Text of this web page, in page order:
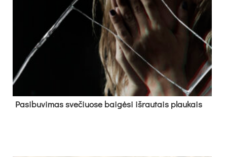
Pa­si­bu­vi­mas sve­čiuo­se bai­gė­si iš­rau­tais plau­kais